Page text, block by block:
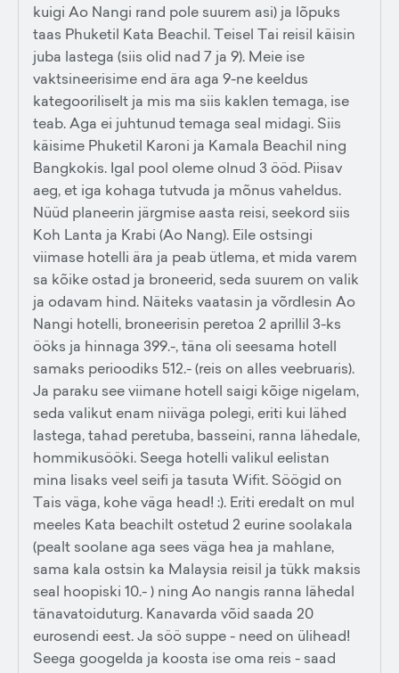
kuigi Ao Nangi rand pole suurem asi) ja lõpuks
taas Phuketil Kata Beachil. Teisel Tai reisil käisin
juba lastega (siis olid nad 7 ja 9). Meie ise
vaktsineerisime end ära aga 9-ne keeldus
kategooriliselt ja mis ma siis kaklen temaga, ise
teab. Aga ei juhtunud temaga seal midagi. Siis
käisime Phuketil Karoni ja Kamala Beachil ning
Bangkokis. Igal pool oleme olnud 3 ööd. Piisav
aeg, et iga kohaga tutvuda ja mõnus vaheldus.
Nüüd planeerin järgmise aasta reisi, seekord siis
Koh Lanta ja Krabi (Ao Nang). Eile ostsingi
viimase hotelli ära ja peab ütlema, et mida varem
sa kõike ostad ja broneerid, seda suurem on valik
ja odavam hind. Näiteks vaatasin ja võrdlesin Ao
Nangi hotelli, broneerisin peretoa 2 aprillil 3-ks
ööks ja hinnaga 399.-, täna oli seesama hotell
samaks perioodiks 512.- (reis on alles veebruaris).
Ja paraku see viimane hotell saigi kõige nigelam,
seda valikut enam niiväga polegi, eriti kui lähed
lastega, tahad peretuba, basseini, ranna lähedale,
hommikusööki. Seega hotelli valikul eelistan
mina lisaks veel seifi ja tasuta Wifit. Söögid on
Tais väga, kohe väga head! :). Eriti eredalt on mul
meeles Kata beachilt ostetud 2 eurine soolakala
(pealt soolane aga sees väga hea ja mahlane,
sama kala ostsin ka Malaysia reisil ja tükk maksis
seal hoopiski 10.- ) ning Ao nangis ranna lähedal
tänavatoiduturg. Kanavarda võid saada 20
eurosendi eest. Ja söö suppe - need on ülihead!
Seega googelda ja koosta ise oma reis - saad